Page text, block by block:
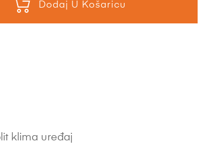
Dodaj U Košaricu
klima uređaj